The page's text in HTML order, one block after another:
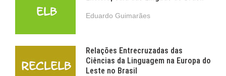
Eduardo Guimarães
Relações Entrecruzadas das
Ciências da Linguagem na Europa do
Leste no Brasil